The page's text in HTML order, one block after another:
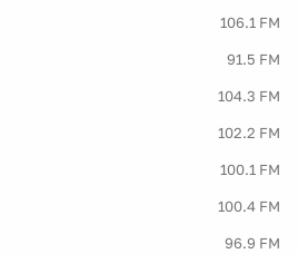
106.1 FM
91.5 FM
104.3 FM
102.2 FM
100.1 FM
100.4 FM
96.9 FM